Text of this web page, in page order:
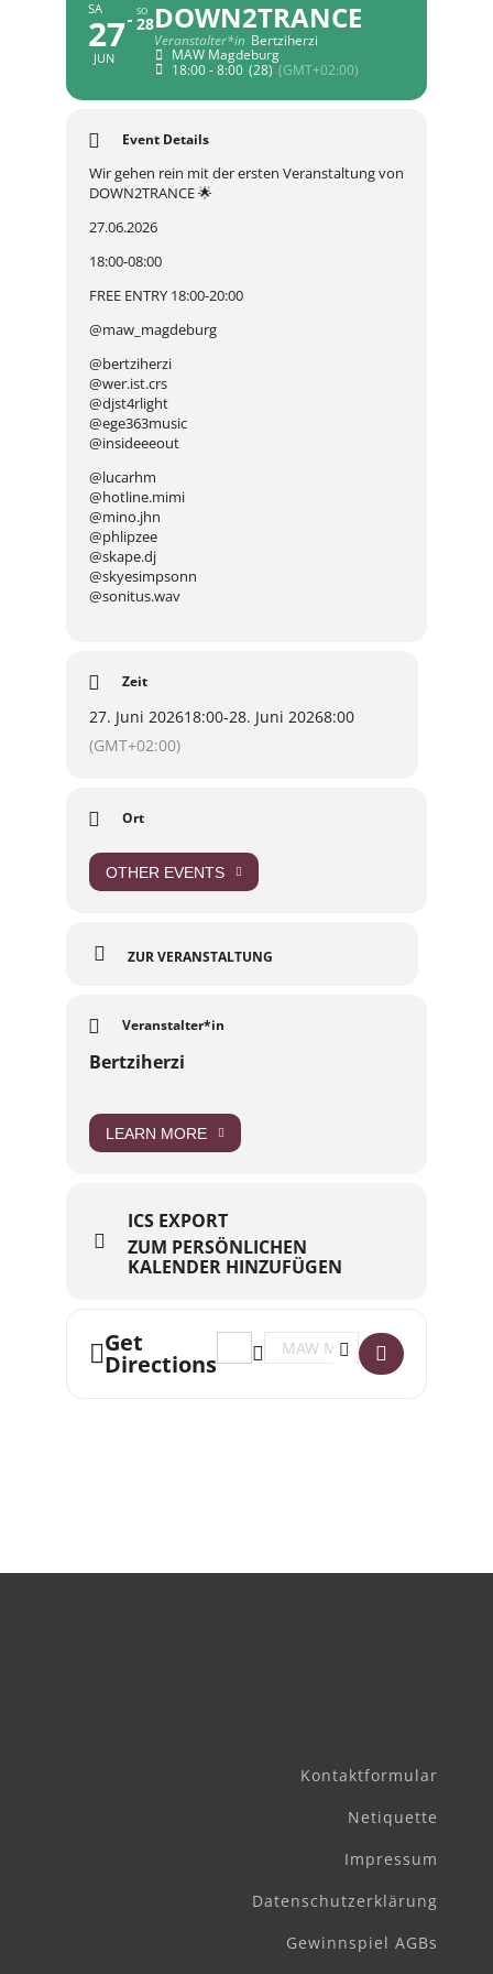
SA
27
JUN
SO
28DOWN2TRANCE
Veranstalter*in Bertziherzi
MAW Magdeburg
18:00 - 8:00 (28) (GMT+02:00)
Event Details
Wir gehen rein mit der ersten Veranstaltung von
DOWN2TRANCE 🌟
27.06.2026
18:00-08:00
FREE ENTRY 18:00-20:00
@maw_magdeburg
@bertziherzi
@wer.ist.crs
@djst4rlight
@ege363music
@insideeeout
@lucarhm
@hotline.mimi
@mino.jhn
@phlipzee
@skape.dj
@skyesimpsonn
@sonitus.wav
Zeit
27. Juni 202618:00-28. Juni 20268:00
(GMT+02:00)
Ort
OTHER EVENTS
ZUR VERANSTALTUNG
Veranstalter*in
Bertziherzi
LEARN MORE
ICS EXPORT
ZUM PERSÖNLICHEN
KALENDER HINZUFÜGEN
Get
Directions
Address - DOWN2TRANCE []
Destination Address -
Kontaktformular
Netiquette
Impressum
Datenschutzerklärung
Gewinnspiel AGBs